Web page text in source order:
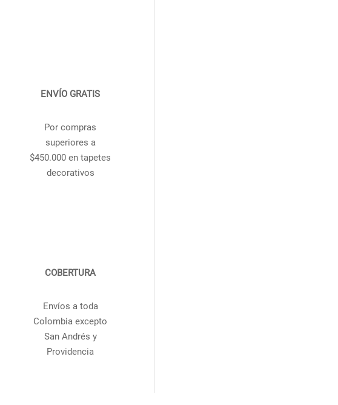
ENVÍO GRATIS
Por compras
superiores a
$450.000 en tapetes
decorativos
COBERTURA
Envíos a toda
Colombia excepto
San Andrés y
Providencia